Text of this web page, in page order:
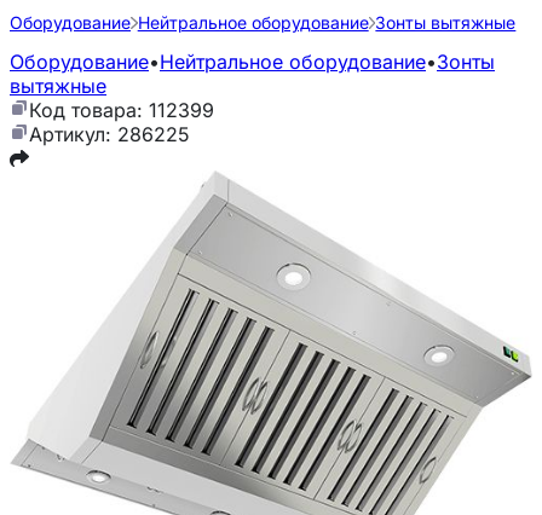
Оборудование Нейтральное оборудование Зонты вытяжные
Оборудование•Нейтральное оборудование•Зонты
вытяжные
Код товара: 112399
Артикул: 286225